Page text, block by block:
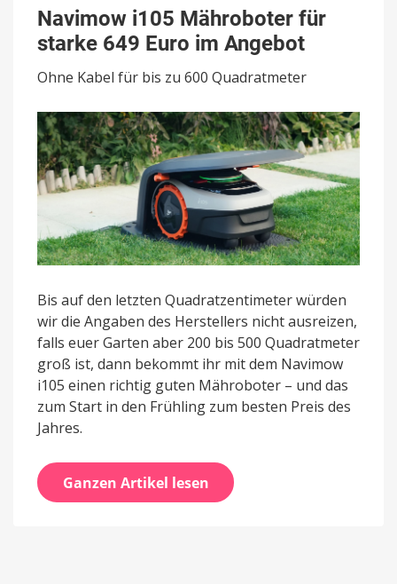
i105
Mähroboter
für
649
im
Angebot
Navimow i105 Mähroboter für
starke 649 Euro im Angebot
Ohne Kabel für bis zu 600 Quadratmeter
Bis auf den letzten Quadratzentimeter würden
wir die Angaben des Herstellers nicht ausreizen,
falls euer Garten aber 200 bis 500 Quadratmeter
groß ist, dann bekommt ihr mit dem Navimow
i105 einen richtig guten Mähroboter – und das
zum Start in den Frühling zum besten Preis des
Jahres.
Ganzen Artikel lesen